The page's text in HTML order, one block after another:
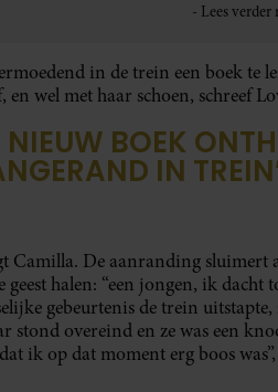
in de trein een boek te
en wel met haar schoen, schreef
NIEUW BOEK
IN
Camilla. De aanranding sluimert
geest halen: “een jongen, ik
gebeurtenis de trein
stond overeind en ze was een
ik op dat moment erg boos